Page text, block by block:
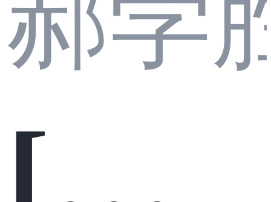
能
光组
a Te